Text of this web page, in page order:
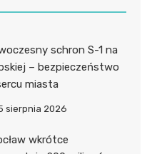
schron S-1 na
– bezpieczeństwo
miasta
sierpnia 2026
wkrótce